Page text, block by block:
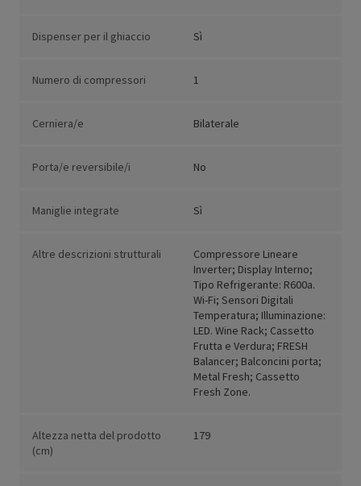
Dispenser per il ghiaccio Sì
Numero di compressori 1
Cerniera/e Bilaterale
Porta/e reversibile/i No
Maniglie integrate Sì
Altre descrizioni strutturali
Compressore Lineare
Inverter; Display Interno;
Tipo Refrigerante: R600a.
Wi-Fi; Sensori Digitali
Temperatura; Illuminazione:
LED. Wine Rack; Cassetto
Frutta e Verdura; FRESH
Balancer; Balconcini porta;
Metal Fresh; Cassetto
Fresh Zone.
Altezza netta del prodotto
(cm)
179